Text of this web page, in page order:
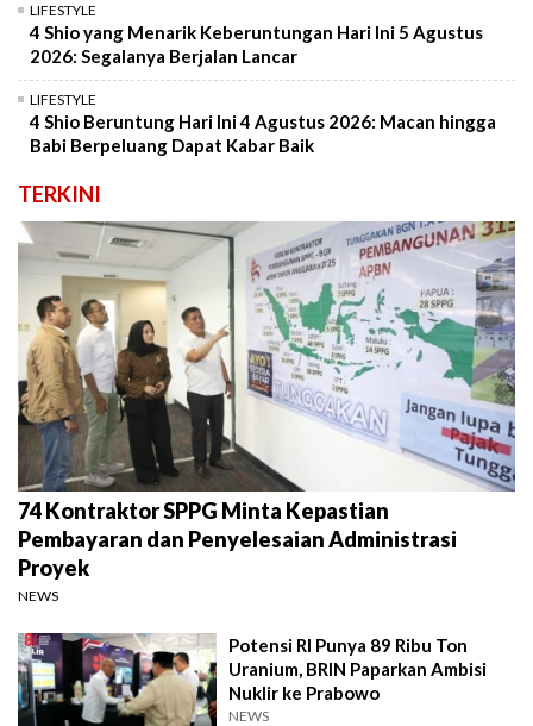
LIFESTYLE
4 Shio yang Menarik Keberuntungan Hari Ini 5 Agustus
2026: Segalanya Berjalan Lancar
LIFESTYLE
4 Shio Beruntung Hari Ini 4 Agustus 2026: Macan hingga
Babi Berpeluang Dapat Kabar Baik
TERKINI
74 Kontraktor SPPG Minta Kepastian
Pembayaran dan Penyelesaian Administrasi
Proyek
NEWS
Potensi RI Punya 89 Ribu Ton
Uranium, BRIN Paparkan Ambisi
Nuklir ke Prabowo
NEWS